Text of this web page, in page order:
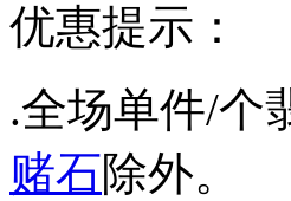
优惠提示：
.全场单件/个
赌石除外。